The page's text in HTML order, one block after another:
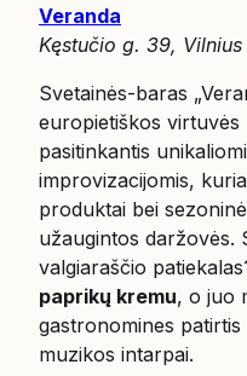
Veranda
Kęstučio g. 39, Vilnius
Svetainės-baras
europietiškos
pasitinkantis
improvizacijomis,
produktai bei
užaugintos daržovės.
valgiaraščio
paprikų kremu, o juo
gastronomines
muzikos intarpai.